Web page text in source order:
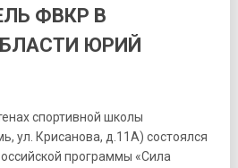
ФВКР В
ЮРИЙ
спортивной школы
ул. Крисанова, д.11А) состоялся
программы «Сила